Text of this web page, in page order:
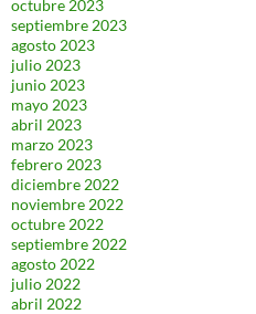
octubre 2023
septiembre 2023
agosto 2023
julio 2023
junio 2023
mayo 2023
abril 2023
marzo 2023
febrero 2023
diciembre 2022
noviembre 2022
octubre 2022
septiembre 2022
agosto 2022
julio 2022
abril 2022